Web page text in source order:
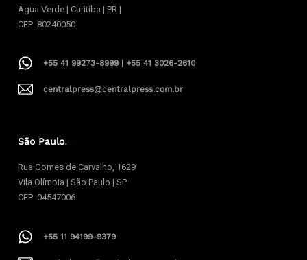
Água Verde | Curitiba | PR |
CEP: 80240050
+55 41 99273-8999 | +55 41 3026-2610
centralpress@centralpress.com.br
São Paulo.
Rua Gomes de Carvalho, 1629
Vila Olímpia | São Paulo | SP
CEP: 04547006
+55 11 94199-9379